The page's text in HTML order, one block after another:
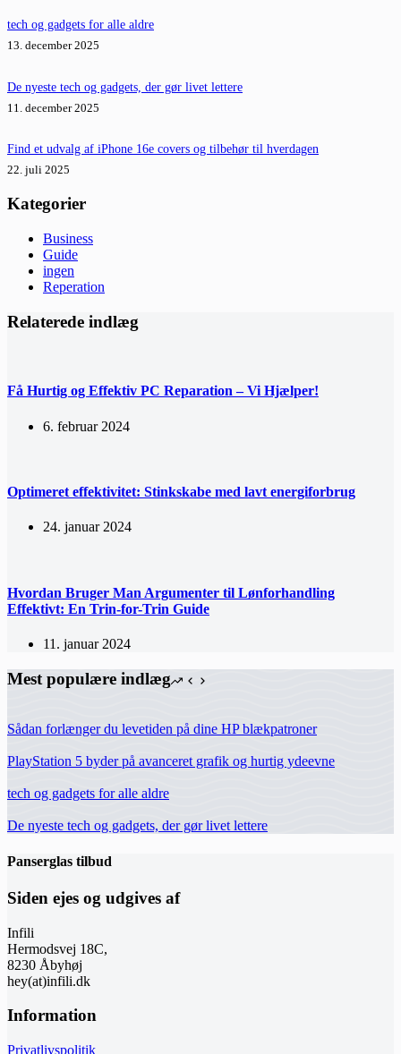
tech og gadgets for alle aldre
13. december 2025
De nyeste tech og gadgets, der gør livet lettere
11. december 2025
Find et udvalg af iPhone 16e covers og tilbehør til hverdagen
22. juli 2025
Kategorier
Business
Guide
ingen
Reperation
Relaterede indlæg
Få Hurtig og Effektiv PC Reparation – Vi Hjælper!
6. februar 2024
Optimeret effektivitet: Stinkskabe med lavt energiforbrug
24. januar 2024
Hvordan Bruger Man Argumenter til Lønforhandling
Effektivt: En Trin-for-Trin Guide
11. januar 2024
Mest populære indlæg
Sådan forlænger du levetiden på dine HP blækpatroner
PlayStation 5 byder på avanceret grafik og hurtig ydeevne
tech og gadgets for alle aldre
De nyeste tech og gadgets, der gør livet lettere
Panserglas tilbud
Siden ejes og udgives af
Infili
Hermodsvej 18C,
8230 Åbyhøj
hey(at)infili.dk
Information
Privatlivspolitik